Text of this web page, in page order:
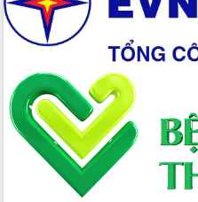
Hòn Yến phát triển du lịch gắn với bảo
tồn biển
Lấy ý kiến điều chỉnh Quy hoạch tỉnh
Đắk Lắk thời kỳ 2021-2030, tầm nhìn
đến năm 2050
Phát động chiến dịch 30 ngày đêm
giải phóng mặt bằng Tuyến đường bộ
ven biển
Đắk Lắk nỗ lực thúc đẩy tăng trưởng
kinh tế từ 10% trở lên trong Quý